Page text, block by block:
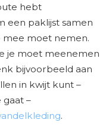
hebt
een paklijst samen
mee moet nemen.
je moet meenemen
bijvoorbeeld aan
in kwijt kunt –
gaat –
.